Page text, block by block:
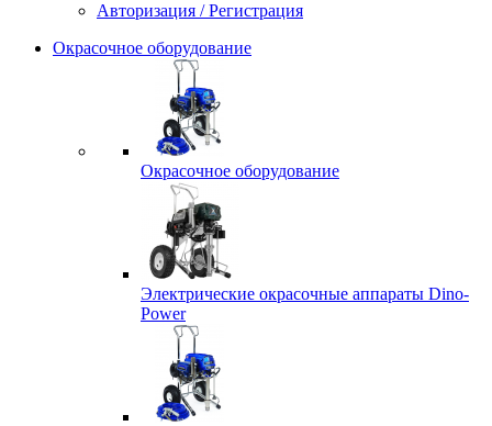
Авторизация / Регистрация
Окрасочное оборудование
Окрасочное оборудование
Электрические окрасочные аппараты Dino-
Power